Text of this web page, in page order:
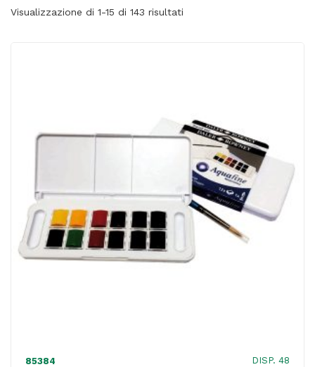
Visualizzazione di 1-15 di 143 risultati
85384 DISP. 48